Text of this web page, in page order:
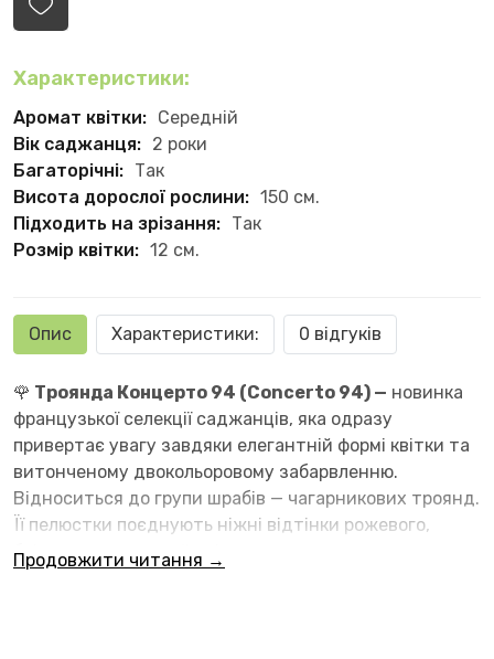
Характеристики:
Аромат квітки: Середній
Вік саджанця: 2 роки
Багаторічні: Так
Висота дорослої рослини: 150 см.
Підходить на зрізання: Так
Розмір квітки: 12 см.
Опис Характеристики: 0 відгуків
🌹 Троянда Концерто 94 (Concerto 94) — новинка
французької селекції саджанців, яка одразу
привертає увагу завдяки елегантній формі квітки та
витонченому двокольоровому забарвленню.
Відноситься до групи шрабів — чагарникових троянд.
Її пелюстки поєднують ніжні відтінки рожевого,
блідо-персикового й світло-охристого, що створює
Продовжити читання →